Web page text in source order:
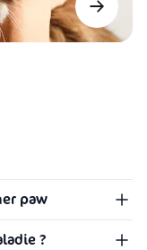
Le
paw
?